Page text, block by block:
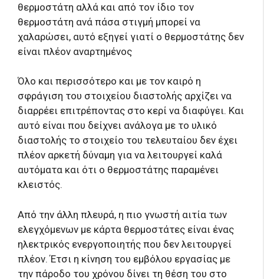
θερμοστάτη αλλά και από τον ίδιο τον
θερμοστάτη ανά πάσα στιγμή μπορεί να
χαλαρώσει, αυτό εξηγεί γιατί ο θερμοστάτης δεν
είναι πλέον αναρτημένος
Όλο και περισσότερο και με τον καιρό η
σφράγιση του στοιχείου διαστολής αρχίζει να
διαρρέει επιτρέποντας στο κερί να διαφύγει. Και
αυτό είναι που δείχνει ανάλογα με το υλικό
διαστολής το στοιχείο του τελευταίου δεν έχει
πλέον αρκετή δύναμη για να λειτουργεί καλά
αυτόματα και ότι ο θερμοστάτης παραμένει
κλειστός.
Από την άλλη πλευρά, η πιο γνωστή αιτία των
ελεγχόμενων με κάρτα θερμοστάτες είναι ένας
ηλεκτρικός ενεργοποιητής που δεν λειτουργεί
πλέον. Έτσι η κίνηση του εμβόλου εργασίας με
την πάροδο του χρόνου δίνει τη θέση του στο